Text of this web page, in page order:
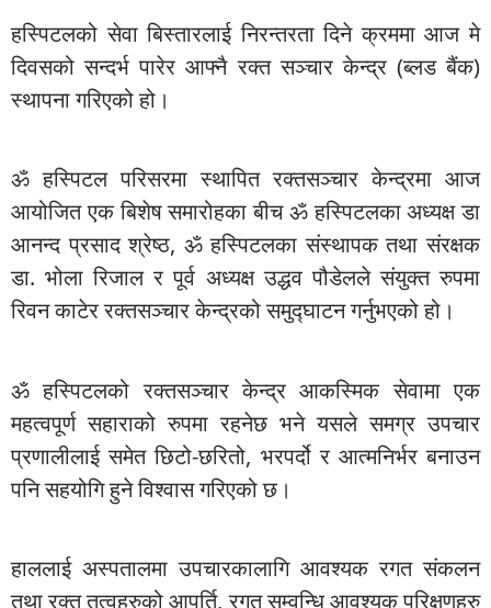
हस्पिटलको सेवा बिस्तारलाई निरन्तरता दिने क्रममा आज मे
दिवसको सन्दर्भ पारेर आफ्नै रक्त सञ्चार केन्द्र (ब्लड बैंक)
स्थापना गरिएको हो।
ॐ हस्पिटल परिसरमा स्थापित रक्तसञ्चार केन्द्रमा आज
आयोजित एक बिशेष समारोहका बीच ॐ हस्पिटलका अध्यक्ष डा
आनन्द प्रसाद श्रेष्ठ, ॐ हस्पिटलका संस्थापक तथा संरक्षक
डा. भोला रिजाल र पूर्व अध्यक्ष उद्धव पौडेलले संयुक्त रुपमा
रिवन काटेर रक्तसञ्चार केन्द्रको समुद्घाटन गर्नुभएको हो।
ॐ हस्पिटलको रक्तसञ्चार केन्द्र आकस्मिक सेवामा एक
महत्वपूर्ण सहाराको रुपमा रहनेछ भने यसले समग्र उपचार
प्रणालीलाई समेत छिटो-छरितो, भरपर्दो र आत्मनिर्भर बनाउन
पनि सहयोगि हुने विश्वास गरिएको छ।
हाललाई अस्पतालमा उपचारकालागि आवश्यक रगत संकलन
तथा रक्त तत्वहरुको आपूर्ति, रगत सम्वन्धि आवश्यक परिक्षणहरु